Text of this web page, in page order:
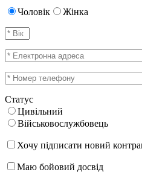
Чоловік Жінка
Статус
Цивільний
Військовослужбовець
Хочу підписати новий
Маю бойовий досвід